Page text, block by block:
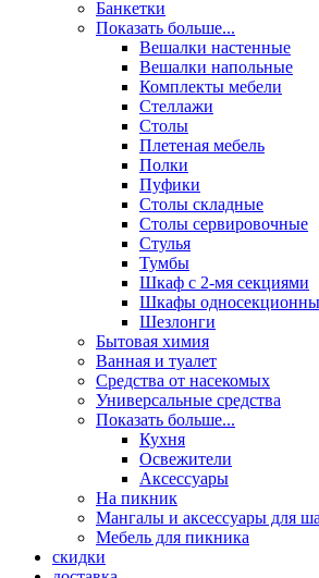
Банкетки
Показать больше...
Вешалки настенные
Вешалки напольные
Комплекты мебели
Стеллажи
Столы
Плетеная мебель
Полки
Пуфики
Столы складные
Столы сервировочные
Стулья
Тумбы
Шкаф с 2-мя секциями
Шкафы
Шезлонги
Бытовая химия
Ванная и туалет
Средства от насекомых
Универсальные средства
Показать больше...
Кухня
Освежители
Аксессуары
На пикник
Мангалы и аксессуары для
Мебель для пикника
скидки